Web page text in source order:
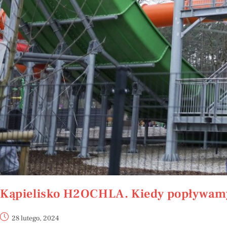
Kąpielisko H2OCHLA. Kiedy
28 lutego, 2024